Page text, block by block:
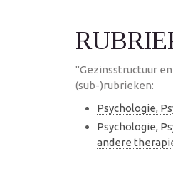
"Gezinsstructuur
(sub-)rubrieken:
Psychologie,
Psychologie,
andere